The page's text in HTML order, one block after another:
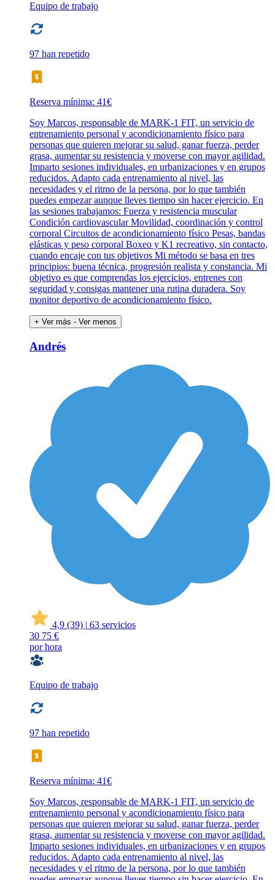
Equipo de trabajo
97 han repetido
Reserva mínima: 41€
Soy Marcos, responsable de MARK-1 FIT, un servicio de
entrenamiento personal y acondicionamiento físico para
personas que quieren mejorar su salud, ganar fuerza, perder
grasa, aumentar su resistencia y moverse con mayor agilidad.
Imparto sesiones individuales, en urbanizaciones y en grupos
reducidos. Adapto cada entrenamiento al nivel, las
necesidades y el ritmo de la persona, por lo que también
puedes empezar aunque lleves tiempo sin hacer ejercicio. En
las sesiones trabajamos: Fuerza y resistencia muscular
Condición cardiovascular Movilidad, coordinación y control
corporal Circuitos de acondicionamiento físico Pesas, bandas
elásticas y peso corporal Boxeo y K1 recreativo, sin contacto,
cuando encaje con tus objetivos Mi método se basa en tres
principios: buena técnica, progresión realista y constancia. Mi
objetivo es que comprendas los ejercicios, entrenes con
seguridad y consigas mantener una rutina duradera. Soy
monitor deportivo de acondicionamiento físico.
+ Ver más - Ver menos
Andrés
4,9 (39) | 63 servicios
30 75 €
por hora
Equipo de trabajo
97 han repetido
Reserva mínima: 41€
Soy Marcos, responsable de MARK-1 FIT, un servicio de
entrenamiento personal y acondicionamiento físico para
personas que quieren mejorar su salud, ganar fuerza, perder
grasa, aumentar su resistencia y moverse con mayor agilidad.
Imparto sesiones individuales, en urbanizaciones y en grupos
reducidos. Adapto cada entrenamiento al nivel, las
necesidades y el ritmo de la persona, por lo que también